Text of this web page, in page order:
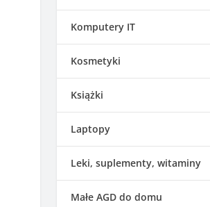
Komputery IT
Kosmetyki
Książki
Laptopy
Leki, suplementy, witaminy
Małe AGD do domu